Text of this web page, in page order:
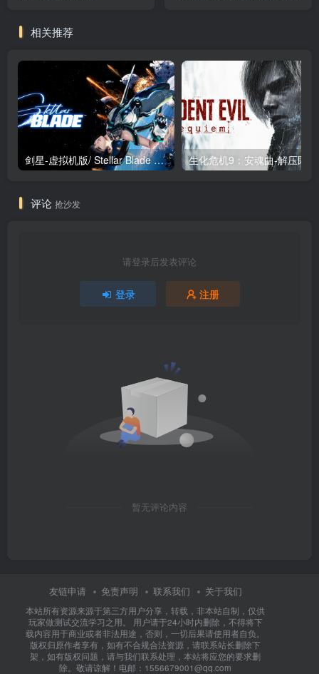
相关推荐
剑星-虚拟机版/ Stellar Blade v1.4.1|Build.19963153 终极版新补丁 送修改器 免安装中文版
评论 抢沙发
请登录后发表评论
登录 注册
暂无评论内容
友链申请 免责声明 联系我们 关于我们
本站所有资源来源于第三方用户分享，转载，非本站自制，仅供
玩家做测试交流学习之用。 用户请于24小时内删除，不得将下
载内容用于商业或者非法用途，否则，一切后果请使用者自负。
版权归原作者享有，如有不合规合法资源，请联系站长删除下
架，如有版权问题，请与我们联系处理，本站将应您的要求删
除。敬请谅解！电邮：1556679001@qq.com